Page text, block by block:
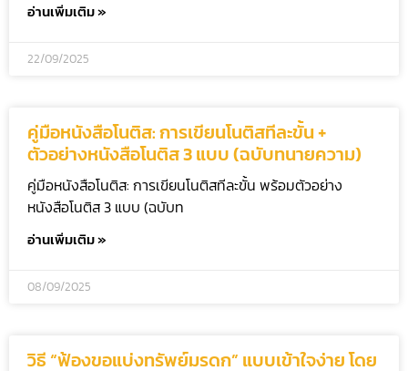
อ่านเพิ่มเติม »
22/09/2025
คู่มือหนังสือโนติส: การเขียนโนติสทีละขั้น +
ตัวอย่างหนังสือโนติส 3 แบบ (ฉบับทนายความ)
คู่มือหนังสือโนติส: การเขียนโนติสทีละขั้น พร้อมตัวอย่าง
หนังสือโนติส 3 แบบ (ฉบับท
อ่านเพิ่มเติม »
08/09/2025
วิธี “ฟ้องขอแบ่งทรัพย์มรดก” แบบเข้าใจง่าย โดย